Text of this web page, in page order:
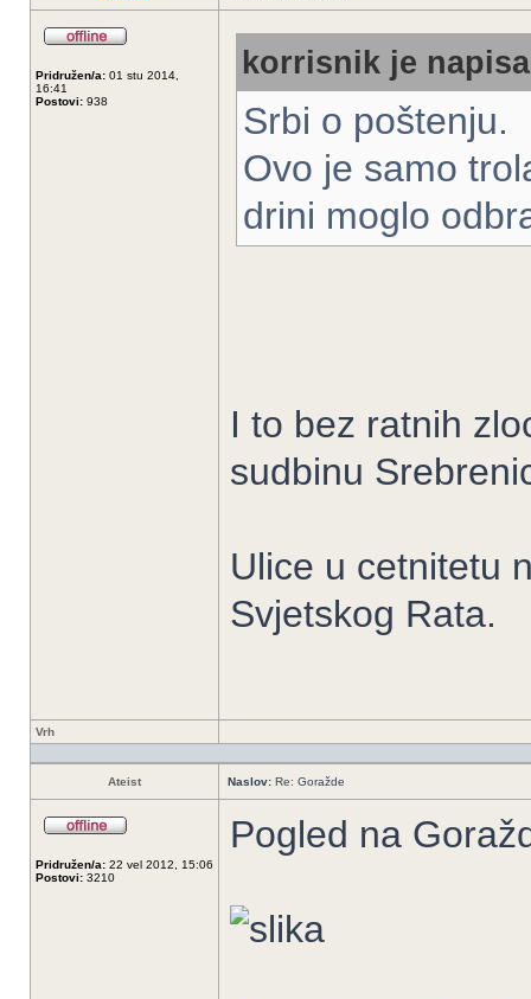
Pridružen/a: 01 stu 2014,
16:41
Postovi: 938
korrisnik je
Srbi o poštenju.
Ovo je samo
drini moglo
I to bez ratnih
sudbinu
Ulice u cetnitetu
Svjetskog Rata.
Vrh
Ateist Naslov: Re: Goražde
Pridružen/a: 22 vel 2012, 15:06
Postovi: 3210
Pogled na